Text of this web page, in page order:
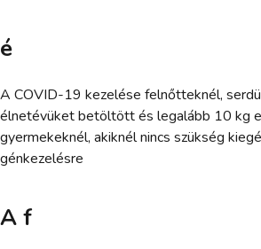
é
A COVID-19 kezelése felnőtteknél,
élnetévüket betöltött és legalább 10 kg
gyermekeknél, akiknél nincs szükség
génkezelésre
A f